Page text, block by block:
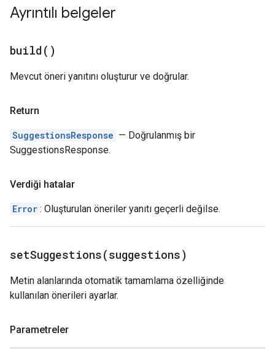
Ayrıntılı belgeler
build( )
Mevcut öneri yanıtını oluşturur ve doğrular.
Return
SuggestionsResponse — Doğrulanmış bir
SuggestionsResponse.
Verdiği hatalar
Error : Oluşturulan öneriler yanıtı geçerli değilse.
setSuggestions(suggestions)
Metin alanlarında otomatik tamamlama özelliğinde
kullanılan önerileri ayarlar.
Parametreler